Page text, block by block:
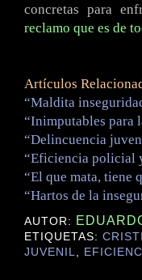
concretas para
reclamo que es de
Artículos
“Maldita
“Inimputables para
“Delincuencia
“Eficiencia policial
“El que mata, tiene
“Hartos de la
AUTOR:
ETIQUETAS:
JUVENIL,